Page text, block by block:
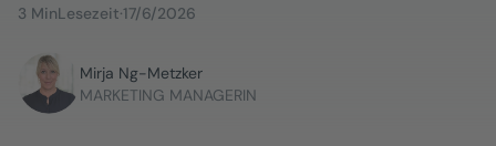
3 MinLesezeit·17/6/2026
Mirja Ng-Metzker
MARKETING MANAGERIN